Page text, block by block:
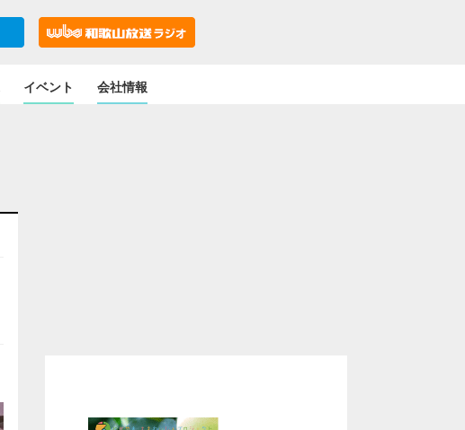
イベント 会社情報